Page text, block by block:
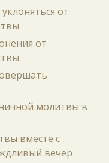
от
от
молитвы в
вместе с
вечер